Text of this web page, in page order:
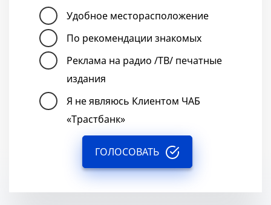
Удобное месторасположение
По рекомендации знакомых
Реклама на радио /ТВ/ печатные
издания
Я не являюсь Клиентом ЧАБ
«Трастбанк»
ГОЛОСОВАТЬ